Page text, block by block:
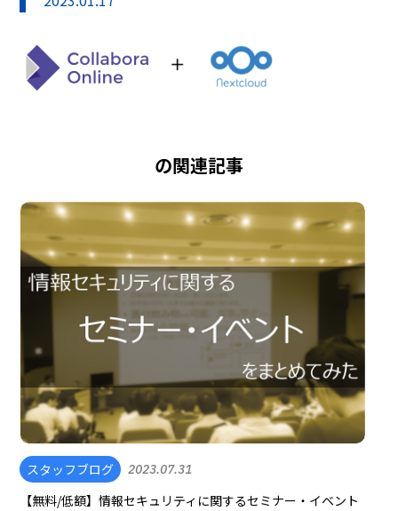
の関連記事
スタッフブログ 2023.07.31
【無料/低額】情報セキュリティに関するセミナー・イベント